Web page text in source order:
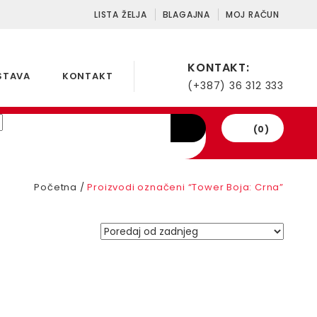
LISTA ŽELJA BLAGAJNA MOJ RAČUN
KONTAKT:
(+387) 36 312 333
KONTAKT
(0)
Početna /Proizvodi označeni “Tower Boja: Crna”